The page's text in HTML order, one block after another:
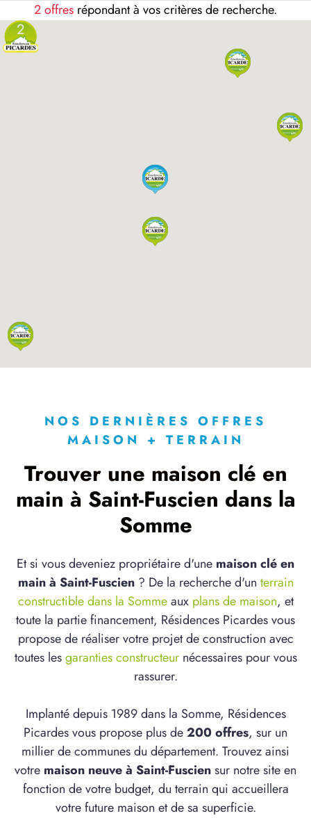
2 offres répondant à vos critères de recherche.
2
NOS DERNIÈRES OFFRES
MAISON + TERRAIN
Trouver une maison clé en
main à Saint-Fuscien dans la
Somme
Et si vous deveniez propriétaire d'une maison clé en
main à Saint-Fuscien? De la recherche d'un terrain
constructible dans la Sommeaux plans de maison, et
toute la partie financement, Résidences Picardes vous
propose de réaliser votre projet de construction avec
toutes lesgaranties constructeurnécessaires pour vous
rassurer.
Implanté depuis 1989 dans la Somme, Résidences
Picardes vous propose plus de200 offres, sur un
millier de communes du département. Trouvez ainsi
votre maison neuve à Saint-Fusciensur notre site en
fonction de votre budget, du terrain qui accueillera
votre future maison et de sa superficie.